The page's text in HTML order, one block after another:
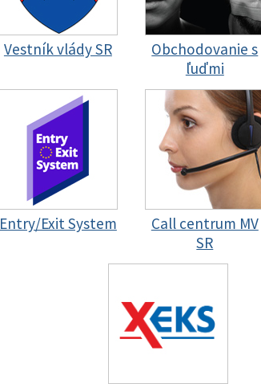
Vestník vlády SR
Obchodovanie s
ľuďmi
Entry/Exit System
Call centrum MV
SR